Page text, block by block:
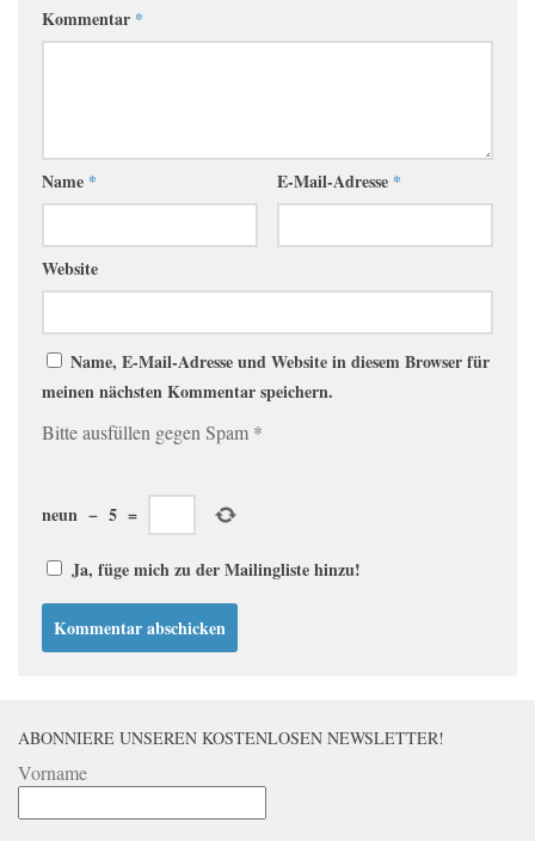
Kommentar *
Name * E-Mail-Adresse *
Website
Name, E-Mail-Adresse und Website in diesem Browser für
meinen nächsten Kommentar speichern.
Bitte ausfüllen gegen Spam *
neun − 5 =
Ja, füge mich zu der Mailingliste hinzu!
ABONNIERE UNSEREN KOSTENLOSEN NEWSLETTER!
Vorname